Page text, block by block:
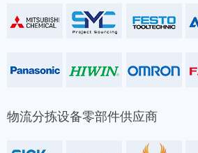
物流分拣设备零部件供应商